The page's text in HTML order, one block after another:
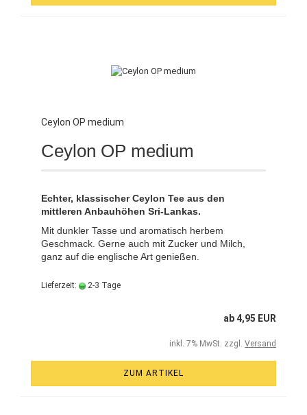
Ceylon OP medium
Ceylon OP medium
Echter, klassischer Ceylon Tee aus den
mittleren Anbauhöhen Sri-Lankas.
Mit dunkler Tasse und aromatisch herbem
Geschmack. Gerne auch mit Zucker und Milch,
ganz auf die englische Art genießen.
Lieferzeit: 2-3 Tage
ab 4,95 EUR
inkl. 7% MwSt. zzgl. Versand
ZUM ARTIKEL